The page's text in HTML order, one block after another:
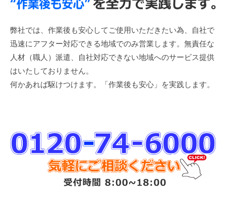
弊社では、作業後も安心してご使用いただきたい為、自社で
迅速にアフター対応できる地域でのみ営業します。無責任な
人材（職人）派遣、自社対応できない地域へのサービス提供
はいたしておりません。
何かあれば駆けつけます。「作業後も安心」を実践します。